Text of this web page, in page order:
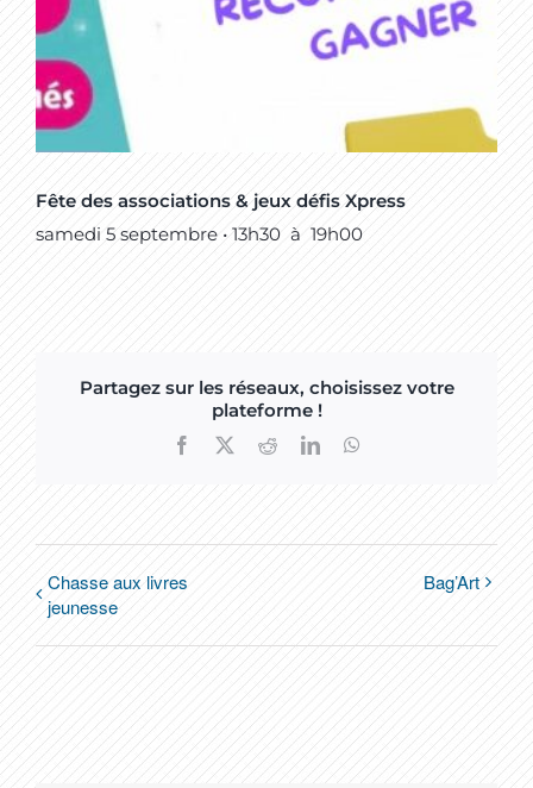
Fête des associations & jeux défis Xpress
samedi 5 septembre • 13h30 à 19h00
Partagez sur les réseaux, choisissez votre
plateforme !
Facebook RedditLinkedIn
Chasse aux livres
jeunesse
Bag’Art